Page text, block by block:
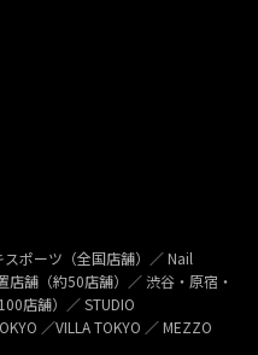
ポーツ（全国店舗）／ Nail
舗（約50店舗）／ 渋谷・原宿・
店舗）／ STUDIO
／VILLA TOKYO ／ MEZZO